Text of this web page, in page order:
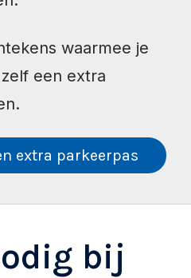
waarmee je
een extra
extra parkeerpas
bij